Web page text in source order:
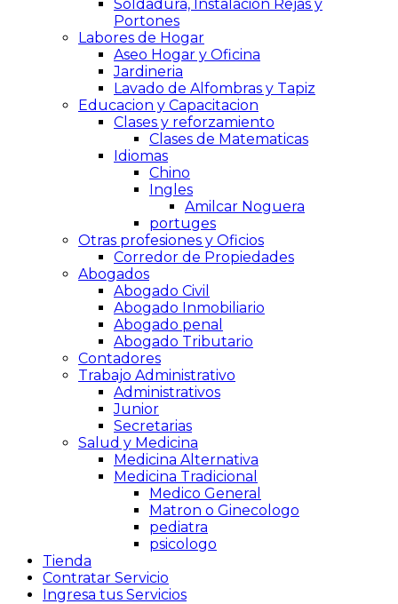
Soldadura, Instalación Rejas y
Portones
Labores de Hogar
Aseo Hogar y Oficina
Jardineria
Lavado de Alfombras y Tapiz
Educacion y Capacitacion
Clases y reforzamiento
Clases de Matematicas
Idiomas
Chino
Ingles
Amilcar Noguera
portuges
Otras profesiones y Oficios
Corredor de Propiedades
Abogados
Abogado Civil
Abogado Inmobiliario
Abogado penal
Abogado Tributario
Contadores
Trabajo Administrativo
Administrativos
Junior
Secretarias
Salud y Medicina
Medicina Alternativa
Medicina Tradicional
Medico General
Matron o Ginecologo
pediatra
psicologo
Tienda
Contratar Servicio
Ingresa tus Servicios